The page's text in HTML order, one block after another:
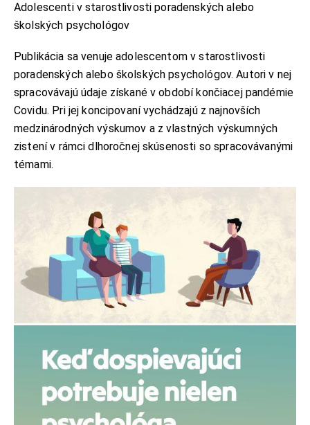
Adolescenti v starostlivosti poradenských alebo
školských psychológov
Publikácia sa venuje adolescentom v starostlivosti
poradenských alebo školských psychológov. Autori v nej
spracovávajú údaje získané v období končiacej pandémie
Covidu. Pri jej koncipovaní vychádzajú z najnovších
medzinárodných výskumov a z vlastných výskumných
zistení v rámci dlhoročnej skúsenosti so spracovávanými
témami.